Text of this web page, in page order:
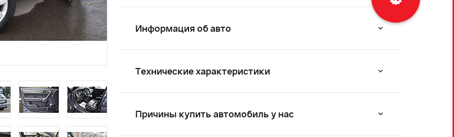
Информация об авто
Технические характеристики
Причины купить автомобиль у нас
кредит